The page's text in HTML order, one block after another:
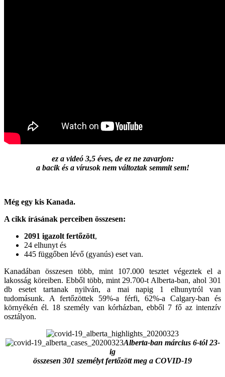
ez a videó 3,5 éves, de ez ne zavarjon:
a bacik és a vírusok nem változtak semmit sem!
Még egy kis Kanada.
A cikk írásának perceiben összesen:
2091 igazolt fertőzött,
24 elhunyt és
445 függőben lévő (gyanús) eset van.
Kanadában összesen több, mint 107.000 tesztet végeztek el a
lakosság köreiben. Ebből több, mint 29.700-t Alberta-ban, ahol 301
db esetet tartanak nyilván, a mai napig 1 elhunytról van
tudomásunk. A fertőzöttek 59%-a férfi, 62%-a Calgary-ban és
környékén él. 18 személy van kórházban, ebből 7 fő az intenzív
osztályon.
Alberta-ban március 6-tól 23-
ig
összesen 301 személyt fertőzött meg a COVID-19